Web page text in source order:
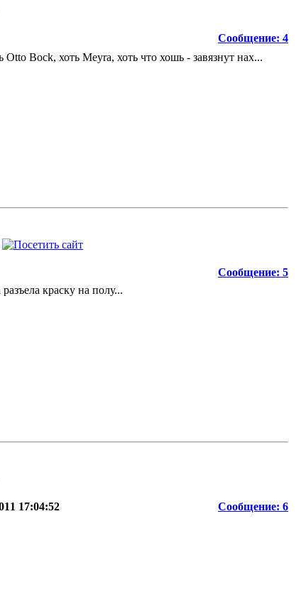
Сообщение: 4
Bock, хоть Meyra, хоть что хошь - завязнут нах...
Сообщение: 5
краску на полу...
17:04:52 Сообщение: 6